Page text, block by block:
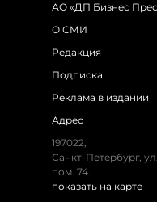
АО «ДП Бизнес
О СМИ
Редакция
Подписка
Реклама в издании
Адрес
197022,
Санкт-Петербург,
пом. 74.
показать на карте